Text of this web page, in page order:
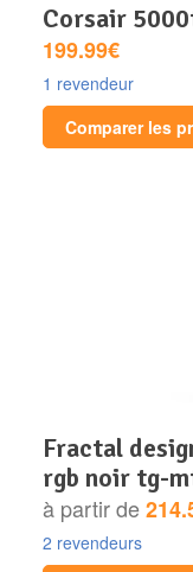
corsair
199.99€
1 revendeur
Comparer les
fractal design meshify 3 ambience pro
rgb noir tg-
à partir de
2 revendeurs